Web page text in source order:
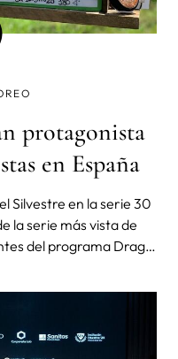
protagonista
en España
Silvestre en la serie 30
la serie más vista de
del programa Drag
FOREO tanto dentro
panta